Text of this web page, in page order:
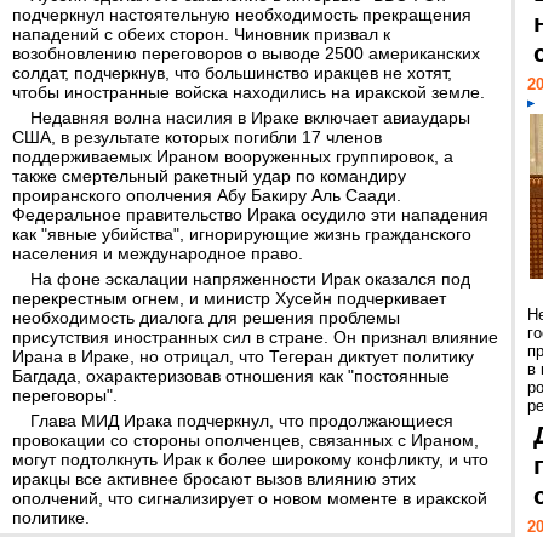
подчеркнул настоятельную необходимость прекращения
нападений с обеих сторон. Чиновник призвал к
возобновлению переговоров о выводе 2500 американских
солдат, подчеркнув, что большинство иракцев не хотят,
чтобы иностранные войска находились на иракской земле.
Недавняя волна насилия в Ираке включает авиаудары
США, в результате которых погибли 17 членов
поддерживаемых Ираном вооруженных группировок, а
также смертельный ракетный удар по командиру
проиранского ополчения Абу Бакиру Аль Саади.
Федеральное правительство Ирака осудило эти нападения
как "явные убийства", игнорирующие жизнь гражданского
населения и международное право.
На фоне эскалации напряженности Ирак оказался под
перекрестным огнем, и министр Хусейн подчеркивает
необходимость диалога для решения проблемы
присутствия иностранных сил в стране. Он признал влияние
Ирана в Ираке, но отрицал, что Тегеран диктует политику
Багдада, охарактеризовав отношения как "постоянные
переговоры".
Глава МИД Ирака подчеркнул, что продолжающиеся
провокации со стороны ополченцев, связанных с Ираном,
могут подтолкнуть Ирак к более широкому конфликту, и что
иракцы все активнее бросают вызов влиянию этих
ополчений, что сигнализирует о новом моменте в иракской
политике.
в